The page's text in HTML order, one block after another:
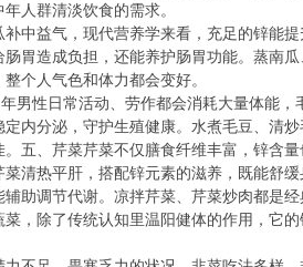
人群清淡饮食的需求。
中益气，现代营养学来看，充足的锌能提
胃造成负担，还能养护肠胃功能。蒸南瓜
个人气色和体力都会变好。
男性日常活动、劳作都会消耗大量体能，
内分泌，守护生殖健康。水煮毛豆、清炒
五、芹菜芹菜不仅膳食纤维丰富，锌含量
清热平肝，搭配锌元素的滋养，既能舒缓
助调节代谢。凉拌芹菜、芹菜炒肉都是经
，除了传统认知里温阳健体的作用，它的